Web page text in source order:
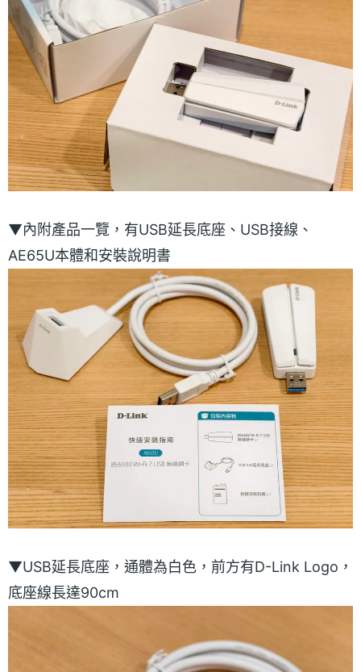
▼內附產品一覽，有USB延長底座、USB接線、
AE65U本體和安裝說明書
▼USB延長底座，通體為白色，前方有D-Link Logo，
底座線長達90cm